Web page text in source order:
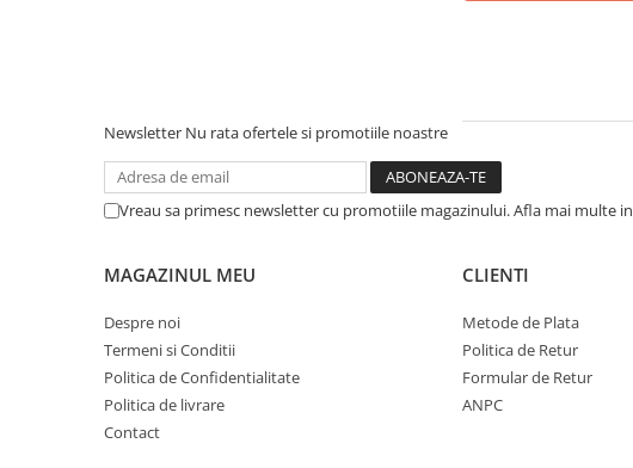
Fond de janta
Sei si tija sa bicicleta
Tija sa bicicleta
Newsletter Nu rata ofertele si promotiile noastre
Vreau sa primesc newsletter cu promotiile magazinului. Afla mai multe in
MAGAZINUL MEU
Despre noi
Termeni si Conditii
Politica de Confidentialitate
Politica de livrare
Contact
CLIENTI
Metode de Plata
Politica de Retur
Formular de Retur
ANPC